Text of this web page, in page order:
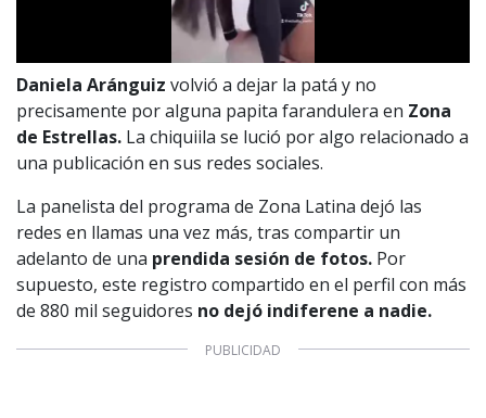
Daniela Aránguiz volvió a dejar la patá y no
precisamente por alguna papita farandulera en Zona
de Estrellas. La chiquiila se lució por algo relacionado a
una publicación en sus redes sociales.
La panelista del programa de Zona Latina dejó las
redes en llamas una vez más, tras compartir un
adelanto de una prendida sesión de fotos. Por
supuesto, este registro compartido en el perfil con más
de 880 mil seguidores no dejó indiferene a nadie.